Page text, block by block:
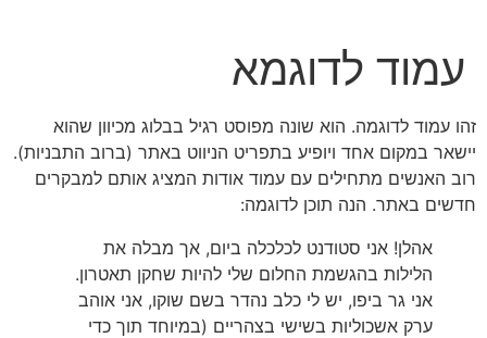
עמוד לדוגמא
זהו עמוד לדוגמה. הוא שונה מפוסט רגיל בבלוג מכיוון שהוא
יישאר במקום אחד ויופיע בתפריט הניווט באתר (ברוב התבניות).
רוב האנשים מתחילים עם עמוד אודות המציג אותם למבקרים
חדשים באתר. הנה תוכן לדוגמה:
אהלן! אני סטודנט לכלכלה ביום, אך מבלה את
הלילות בהגשמת החלום שלי להיות שחקן תאטרון.
אני גר ביפו, יש לי כלב נהדר בשם שוקו, אני אוהב
ערק אשכוליות בשישי בצהריים (במיוחד תוך כדי